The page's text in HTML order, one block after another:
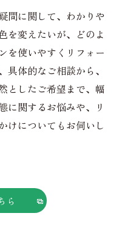
問に関して、わかりや
を変えたいが、どのよ
を使いやすくリフォー
具体的なご相談から、
としたご希望まで、幅
に関するお悩みや、リ
けについてもお伺いし
ら